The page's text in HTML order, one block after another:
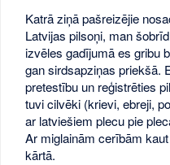
Katrā ziņā pašreizējie
Latvijas pilsoņi, man
izvēles gadījumā es gribu
gan sirdsapziņas priekšā.
pretestību un reģistrēties
tuvi cilvēki (krievi, ebreji,
ar latviešiem plecu pie
Ar miglainām cerībām
kārtā.